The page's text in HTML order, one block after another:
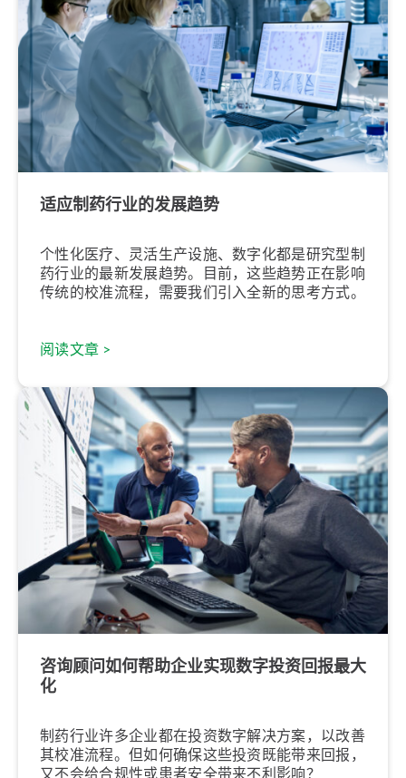
适应制药行业的发展趋势
个性化医疗、灵活生产设施、数字化都是研究型制
药行业的最新发展趋势。目前，这些趋势正在影响
传统的校准流程，需要我们引入全新的思考方式。
阅读文章 >
咨询顾问如何帮助企业实现数字投资回报最大
化
制药行业许多企业都在投资数字解决方案，以改善
其校准流程。但如何确保这些投资既能带来回报，
又不会给合规性或患者安全带来不利影响？